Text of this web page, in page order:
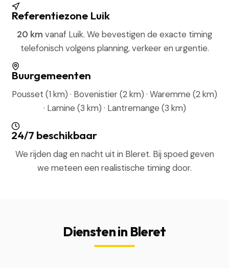
Referentiezone Luik
20 km vanaf Luik. We bevestigen de exacte timing
telefonisch volgens planning, verkeer en urgentie.
Buurgemeenten
Pousset (1 km) · Bovenistier (2 km) · Waremme (2 km)
· Lamine (3 km) · Lantremange (3 km)
24/7 beschikbaar
We rijden dag en nacht uit in Bleret. Bij spoed geven
we meteen een realistische timing door.
Diensten in Bleret